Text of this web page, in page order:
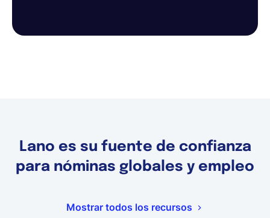
Lano es su fuente de confianza
para nóminas globales y empleo
Mostrar todos los recursos